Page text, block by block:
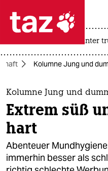
 taz
taz zahl
themen
politik
öko
gesellschaft
usa unter
Kolumne Jung und
Kolumne Jung und
Extrem süß
hart
Abenteuer
immerhin besser als